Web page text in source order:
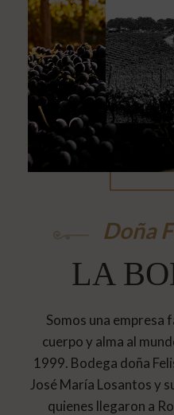
Doña
LA
Somos una empresa
cuerpo y alma al
1999. Bodega doña
José María Losantos y
quienes llegaron a